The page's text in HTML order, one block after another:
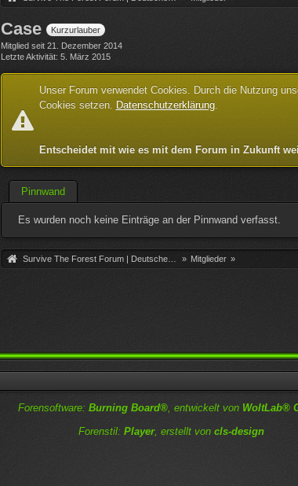
Case
Kurzurlauber
Mitglied seit 21. Dezember 2014
Letzte Aktivität 5. März 2015
Unser Forum verwendet Cookies. Durch die Nutzung
Cookies setzen. Datenschutzerklärung.
Entscheidet mit wie es mit dem Forum in Zukunft
Pinnwand
Es wurden noch keine Einträge an der Pinnwand verfasst.
Survive The Forest Forum | Deutsche Community » Mitglieder »
Forensoftware: Burning Board®, entwickelt von WoltLab®
Forenstil: Player, erstellt von cls-design